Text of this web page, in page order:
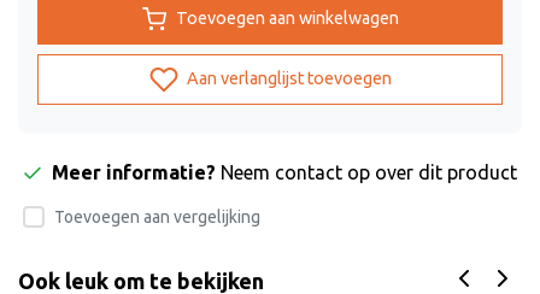
Toevoegen aan winkelwagen
Aan verlanglijst toevoegen
Meer informatie? Neem contact op over dit product
Toevoegen aan vergelijking
Ook leuk om te bekijken